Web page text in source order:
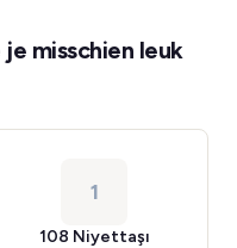
misschien leuk
1
108 Niyettaşı